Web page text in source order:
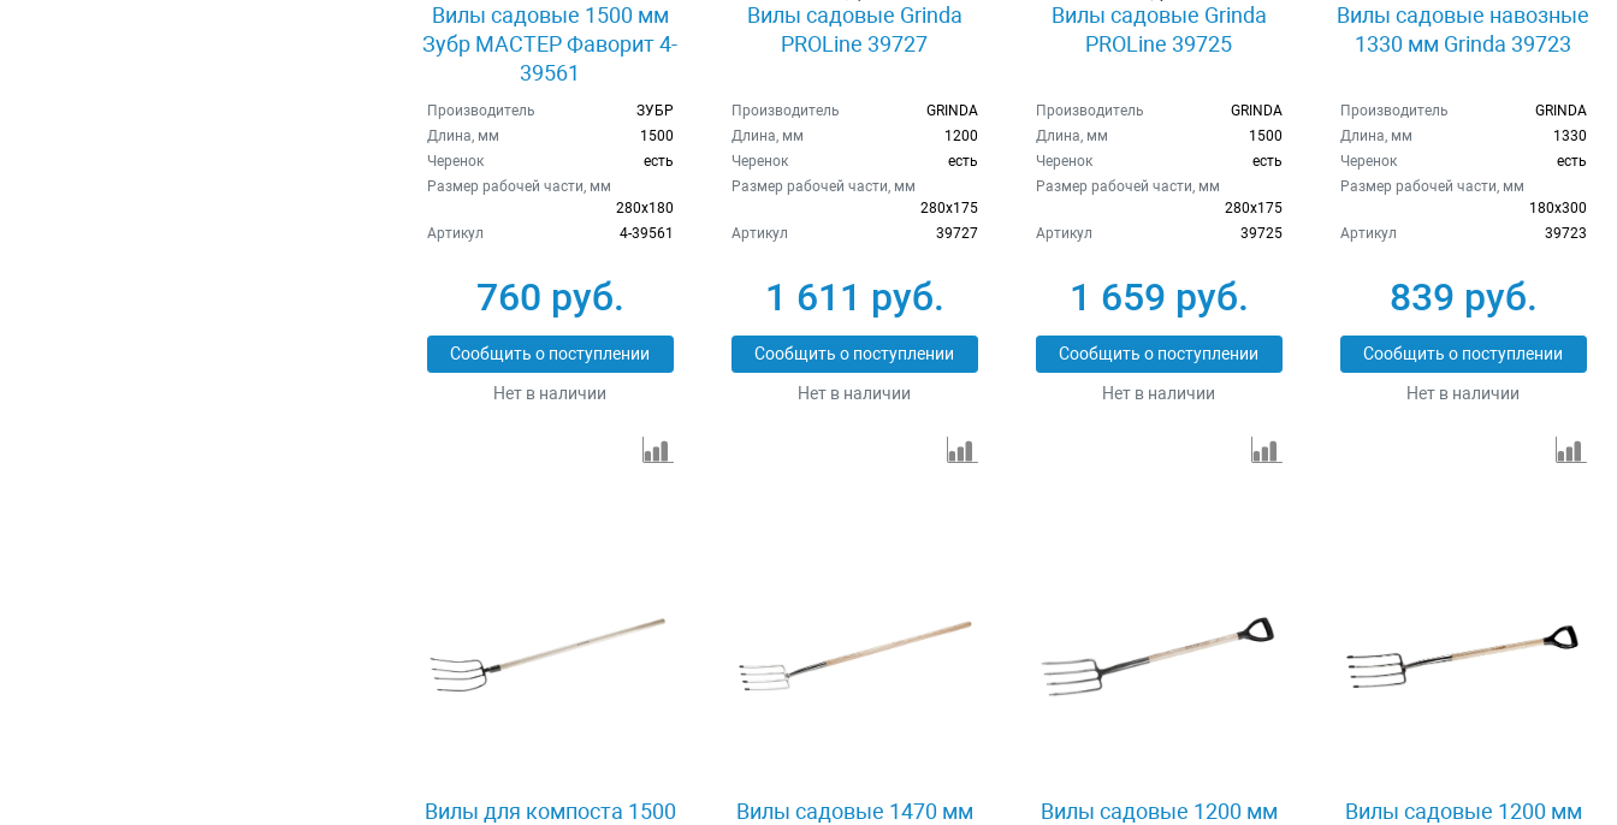
Вилы садовые 1500 мм
Зубр МАСТЕР Фаворит 4-
39561
Производитель
ЗУБР
Длина, мм
1500
Черенок
есть
Размер рабочей части, мм
280х180
Артикул
4-39561
760 руб.
Сообщить о поступлении
Нет в наличии
Вилы садовые Grinda
PROLine 39727
Производитель
GRINDA
Длина, мм
1200
Черенок
есть
Размер рабочей части, мм
280x175
Артикул
39727
1 611 руб.
Сообщить о поступлении
Нет в наличии
Вилы садовые Grinda
PROLine 39725
Производитель
GRINDA
Длина, мм
1500
Черенок
есть
Размер рабочей части, мм
280x175
Артикул
39725
1 659 руб.
Сообщить о поступлении
Нет в наличии
Вилы садовые навозные
1330 мм Grinda 39723
Производитель
GRINDA
Длина, мм
1330
Черенок
есть
Размер рабочей части, мм
180х300
Артикул
39723
839 руб.
Сообщить о поступлении
Нет в наличии
Вилы для компоста 1500
Вилы садовые 1470 мм
Вилы садовые 1200 мм
Вилы садовые 1200 мм